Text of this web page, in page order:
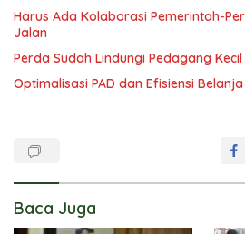
Harus Ada Kolaborasi Pemerintah-
Jalan
Perda Sudah Lindungi Pedagang
Optimalisasi PAD dan Efisiensi
Baca Juga